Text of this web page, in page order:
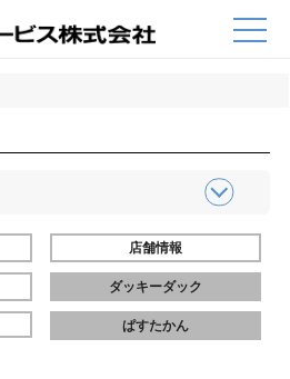
店舗情報
ダッキーダック
ぱすたかん